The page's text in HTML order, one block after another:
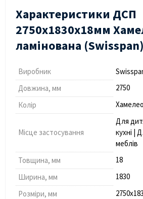
Характеристики ДСП
2750х1830х18мм
ламінована (Swisspan)
Виробник
Довжина, мм
2750
Колір
Місце застосування
Для
кухні |
меблів
Товщина, мм
18
Ширина, мм
1830
Розміри, мм